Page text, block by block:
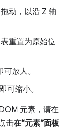
动，以沿 Z 轴
重置为原始位
放大。
可缩小。
元素，请在
击在“元素”面板